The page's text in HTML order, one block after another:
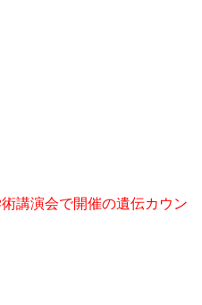
講演会で開催の遺伝カウン